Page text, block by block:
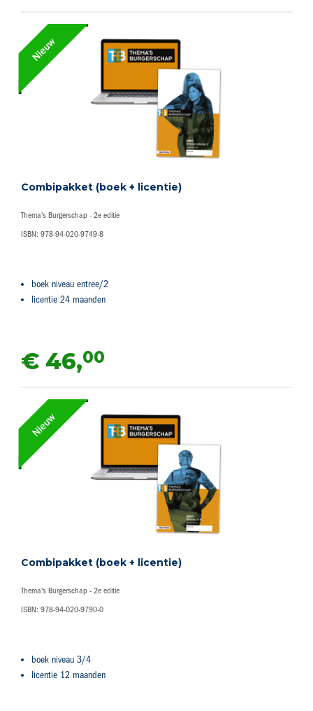
Combipakket (boek + licentie)
Thema's Burgerschap - 2e editie
ISBN: 978-94-020-9749-8
boek niveau entree/2
licentie 24 maanden
€ 46,00
Combipakket (boek + licentie)
Thema's Burgerschap - 2e editie
ISBN: 978-94-020-9790-0
boek niveau 3/4
licentie 12 maanden